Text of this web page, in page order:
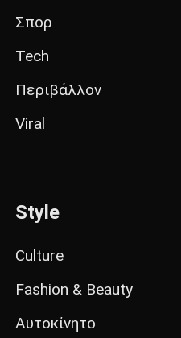
Σπορ
Tech
Περιβάλλον
Viral
Style
Culture
Fashion & Beauty
Αυτοκίνητο